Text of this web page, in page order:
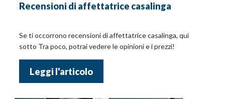
Recensioni di affettatrice casalinga
Se ti occorrono recensioni di affettatrice casalinga, qui
sotto Tra poco, potrai vedere le opinioni e i prezzi!
Leggi l'articolo